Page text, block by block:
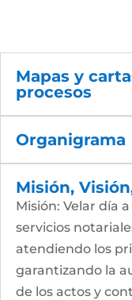
Mapas y
procesos
Organigrama
Misión,
Misión: Velar día
servicios
atendiendo los
garantizando la
de los actos y